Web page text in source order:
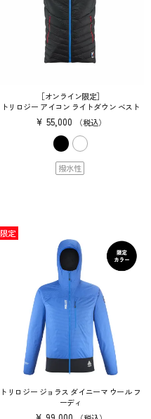
［オンライン限定］
トリロジー アイコン ライトダウン ベスト
¥ 55,000 税込
撥水性
トリロジー ジョラス ダイニーマ ウール フ
ーディ
限定